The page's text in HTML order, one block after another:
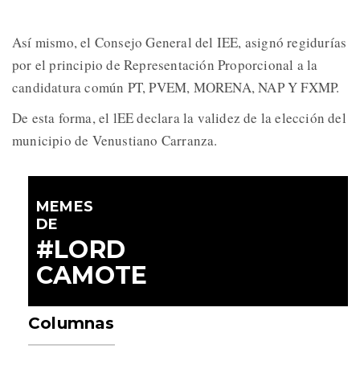
Así mismo, el Consejo General del IEE, asignó regidurías
por el principio de Representación Proporcional a la
candidatura común PT, PVEM, MORENA, NAP Y FXMP.
De esta forma, el lEE declara la validez de la elección del
municipio de Venustiano Carranza.
MEMES
DE
#LORD
CAMOTE
Columnas